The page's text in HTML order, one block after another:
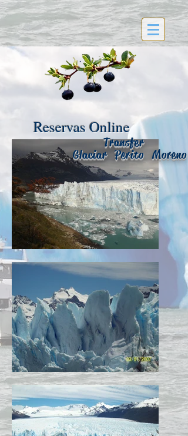
Reservas Online
taxiremiscalafate@gmail.com
(+549) 2902 - 484111
Transfer
Glaciar Perito Moreno